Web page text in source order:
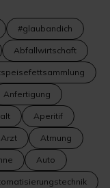
#glaubandich
Abfallwirtschaft
Anfertigung
Aperitif
Arzt Atmung
Auto